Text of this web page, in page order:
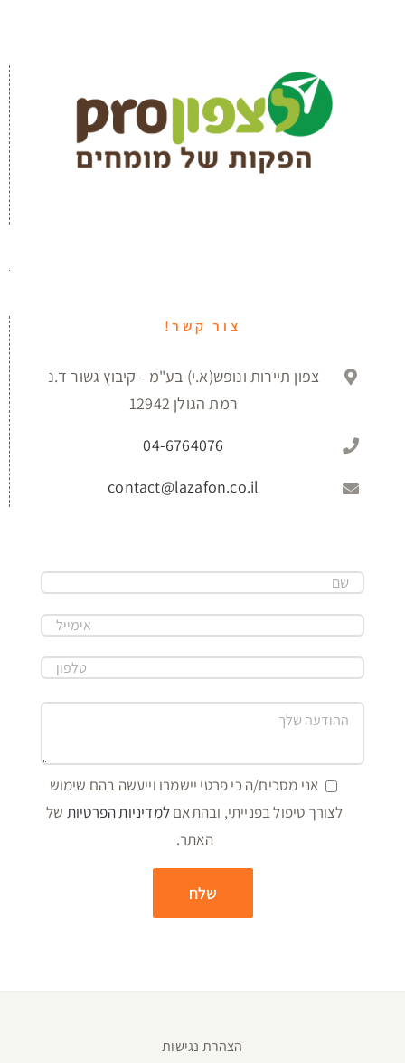
צור קשר!
צפון תיירות ונופש(א.י) בע"מ - קיבוץ גשור ד.נ
רמת הגולן 12942
04-6764076
contact@lazafon.co.il
אני מסכים/ה כי פרטי יישמרו וייעשה בהם שימוש
לצורך טיפול בפנייתי, ובהתאםלמדיניות הפרטיות של
האתר.
הצהרת נגישות